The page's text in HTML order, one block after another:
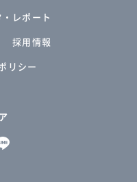
・レポート
採用情報
リシー